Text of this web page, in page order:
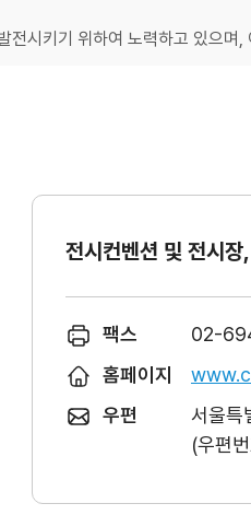
시키기 위하여 노력하고 있으
전시컨벤션 및 전시장
팩스
02-
홈페이지
우편
서울특
(우편